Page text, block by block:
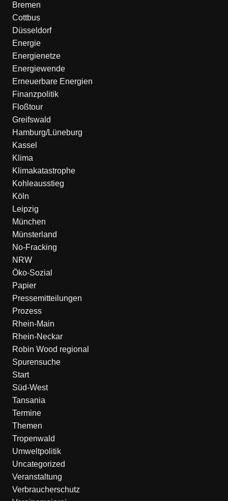
Bremen
Cottbus
Düsseldorf
Energie
Energienetze
Energiewende
Erneuerbare Energien
Finanzpolitik
Floßtour
Greifswald
Hamburg/Lüneburg
Kassel
Klima
Klimakatastrophe
Kohleausstieg
Köln
Leipzig
München
Münsterland
No-Fracking
NRW
Öko-Sozial
Papier
Pressemitteilungen
Prozess
Rhein-Main
Rhein-Neckar
Robin Wood regional
Spurensuche
Start
Süd-West
Tansania
Termine
Themen
Tropenwald
Umweltpolitik
Uncategorized
Veranstaltung
Verbraucherschutz